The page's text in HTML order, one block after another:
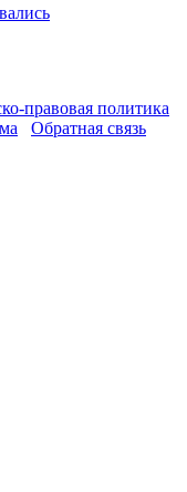
правовая политика
Обратная связь